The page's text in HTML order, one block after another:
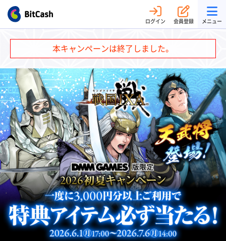
ログイン 会員登録 メニュー
本キャンペーンは終了しました。